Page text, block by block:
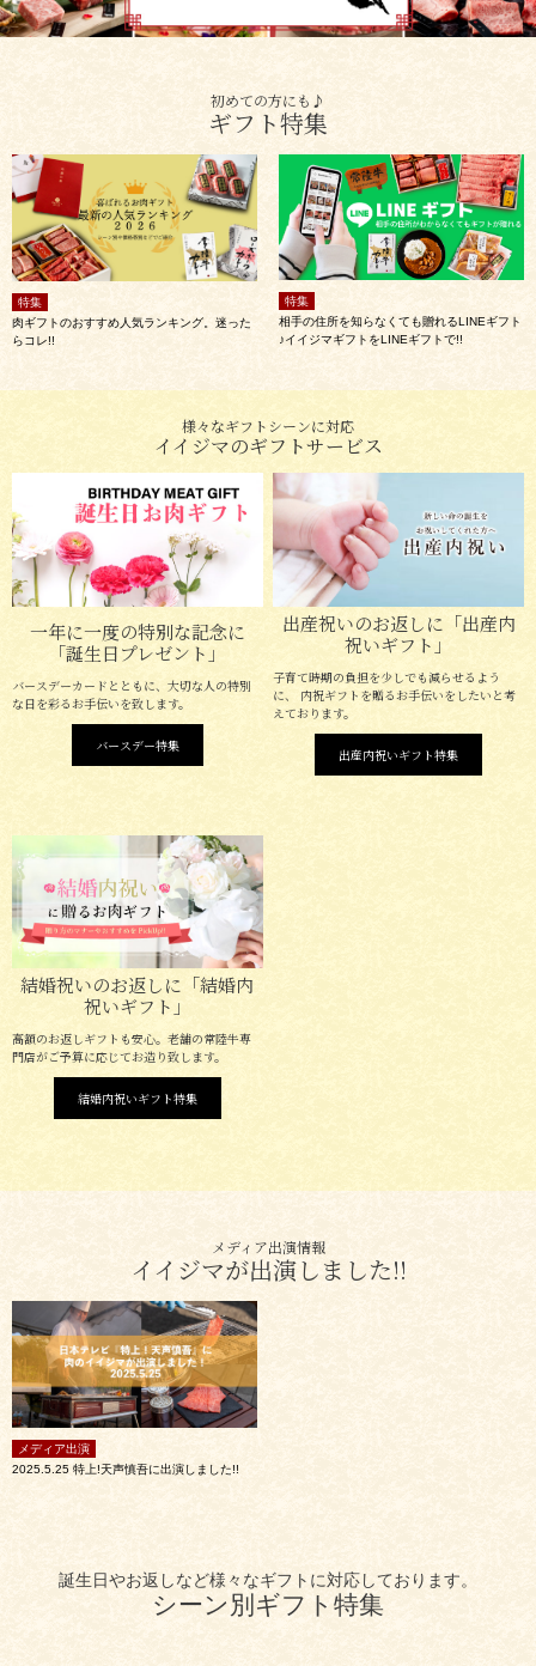
ご注文ガイド
イイジマとは
常陸牛とは？
ショップ一覧
マイページ
しゃぶしゃぶ
焼き肉
BBQ
レトルトカレー
初めての方にも♪
ギフト特集
特集
肉ギフトのおすすめ人気ランキング。迷った
らコレ!!
特集
相手の住所を知らなくても贈れるLINEギフト
♪イイジマギフトをLINEギフトで!!
様々なギフトシーンに対応
イイジマのギフトサービス
一年に一度の特別な記念に
「誕生日プレゼント」
バースデーカードとともに、大切な人の特別
な日を彩るお手伝いを致します。
バースデー特集
出産祝いのお返しに「出産内
祝いギフト」
子育て時期の負担を少しでも減らせるよう
に、 内祝ギフトを贈るお手伝いをしたいと考
えております。
出産内祝いギフト特集
結婚祝いのお返しに「結婚内
祝いギフト」
高額のお返しギフトも安心。老舗の常陸牛専
門店がご予算に応じてお造り致します。
結婚内祝いギフト特集
メディア出演情報
イイジマが出演しました!!
メディア出演
2025.5.25 特上!天声慎吾に出演しました!!
誕生日やお返しなど様々なギフトに対応しております。
シーン別ギフト特集